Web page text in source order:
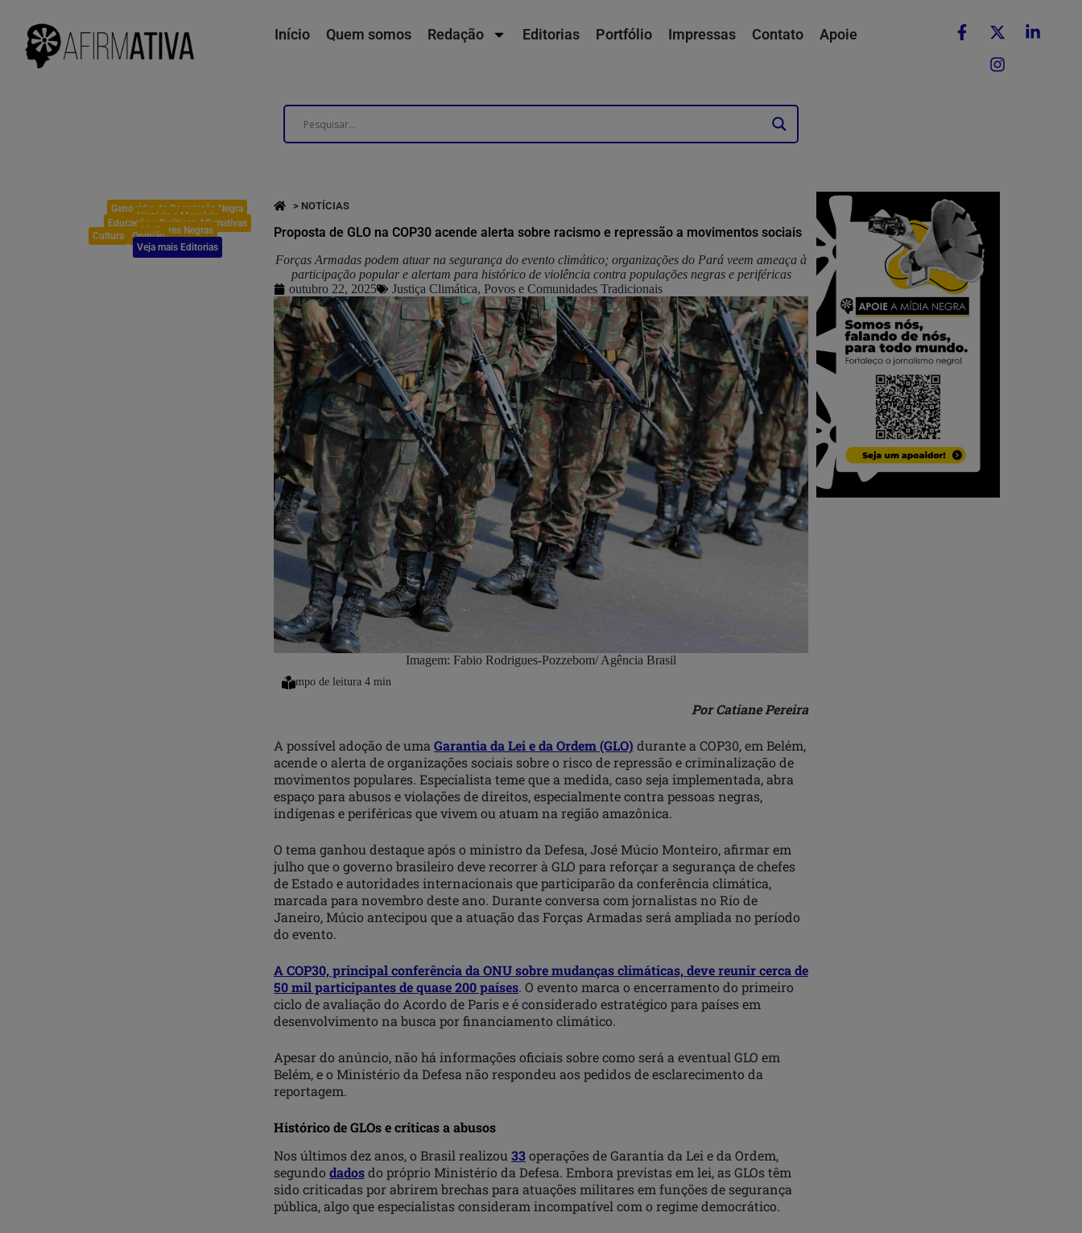
Início Quem somos Redação Editorias Portfólio Impressas Contato Apoie
Genocídio da População Negra
História e Memória
Educação e Políticas Afirmativas
Mulheres Negras
Cultura
Opinião
Veja mais Editorias
> NOTÍCIAS
Proposta de GLO na COP30 acende alerta sobre racismo e repressão a movimentos sociais
Forças Armadas podem atuar na segurança do evento climático; organizações do Pará veem ameaça à
participação popular e alertam para histórico de violência contra populações negras e periféricas
outubro 22, 2025
Justiça Climática, Povos e Comunidades Tradicionais
Imagem: Fabio Rodrigues-Pozzebom/ Agência Brasil
Por Catiane Pereira
A possível adoção de uma Garantia da Lei e da Ordem (GLO) durante a COP30, em Belém,
acende o alerta de organizações sociais sobre o risco de repressão e criminalização de
movimentos populares. Especialista teme que a medida, caso seja implementada, abra
espaço para abusos e violações de direitos, especialmente contra pessoas negras,
indígenas e periféricas que vivem ou atuam na região amazônica.
O tema ganhou destaque após o ministro da Defesa, José Múcio Monteiro, afirmar em
julho que o governo brasileiro deve recorrer à GLO para reforçar a segurança de chefes
de Estado e autoridades internacionais que participarão da conferência climática,
marcada para novembro deste ano. Durante conversa com jornalistas no Rio de
Janeiro, Múcio antecipou que a atuação das Forças Armadas será ampliada no período
do evento.
A COP30, principal conferência da ONU sobre mudanças climáticas, deve reunir cerca de
50 mil participantes de quase 200 países. O evento marca o encerramento do primeiro
ciclo de avaliação do Acordo de Paris e é considerado estratégico para países em
desenvolvimento na busca por financiamento climático.
Apesar do anúncio, não há informações oficiais sobre como será a eventual GLO em
Belém, e o Ministério da Defesa não respondeu aos pedidos de esclarecimento da
reportagem.
Histórico de GLOs e críticas a abusos
Nos últimos dez anos, o Brasil realizou33operações de Garantia da Lei e da Ordem,
segundo dadosdo próprio Ministério da Defesa. Embora previstas em lei, as GLOs têm
sido criticadas por abrirem brechas para atuações militares em funções de segurança
pública, algo que especialistas consideram incompatível com o regime democrático.